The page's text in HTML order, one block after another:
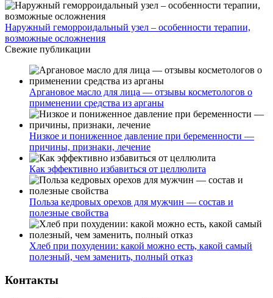
Наружный геморроидальный узел – особенности терапии,
возможные осложнения
Свежие публикации
Аргановое масло для лица — отзывы косметологов о
применении средства из арганы
Низкое и пониженное давление при беременности —
причины, признаки, лечение
Как эффективно избавиться от целлюлита
Польза кедровых орехов для мужчин — состав и
полезные свойства
Хлеб при похудении: какой можно есть, какой самый
полезный, чем заменить, полный отказ
Контакты